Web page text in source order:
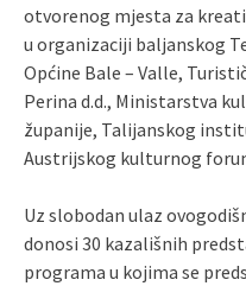
otvorenog mjesta za
u organizaciji baljanskog
Općine Bale – Valle,
Perina d.d., Ministarstva
županije, Talijanskog
Austrijskog kulturnog
Uz slobodan ulaz
donosi 30 kazališnih
programa u kojima se